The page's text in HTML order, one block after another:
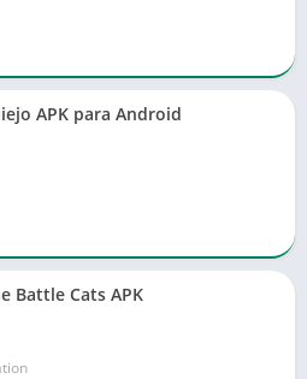
APK para Android
Battle Cats APK